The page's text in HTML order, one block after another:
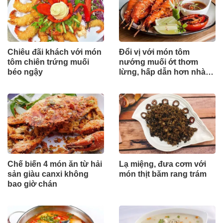
Chiêu đãi khách với món
tôm chiên trứng muối
béo ngậy
Đổi vị với món tôm
nướng muối ớt thơm
lừng, hấp dẫn hơn nhà
Chế biến 4 món ăn từ hải
sản giàu canxi không
bao giờ chán
Lạ miệng, đưa cơm với
món thịt băm rang trám